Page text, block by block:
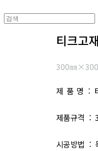
티크고
300㎜
제 품 명 :
제품규격 :
시공방법 :